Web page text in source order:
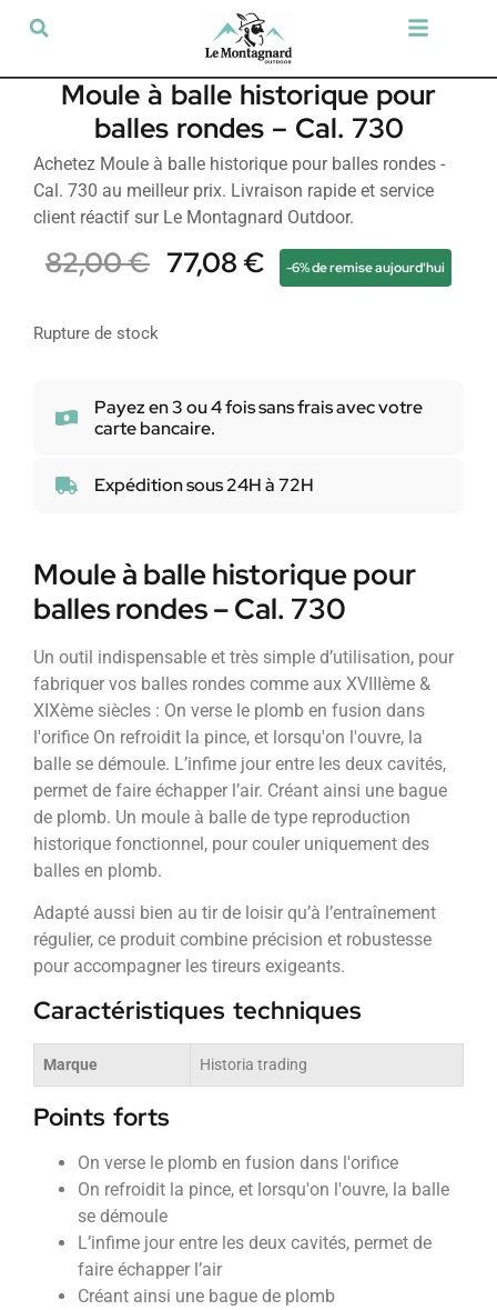
Moule à balle historique pour
balles rondes – Cal. 730
Achetez Moule à balle historique pour balles rondes -
Cal. 730 au meilleur prix. Livraison rapide et service
client réactif sur Le Montagnard Outdoor.
82,00€ 77,08€ -6% de remise aujourd'hui
Rupture de stock
Payez en 3 ou 4 fois sans frais avec votre
carte bancaire.
Expédition sous 24H à 72H
Moule à balle historique pour
balles rondes – Cal. 730
Un outil indispensable et très simple d’utilisation, pour
fabriquer vos balles rondes comme aux XVIIIème &
XIXème siècles : On verse le plomb en fusion dans
l'orifice On refroidit la pince, et lorsqu'on l'ouvre, la
balle se démoule. L’infime jour entre les deux cavités,
permet de faire échapper l’air. Créant ainsi une bague
de plomb. Un moule à balle de type reproduction
historique fonctionnel, pour couler uniquement des
balles en plomb.
Adapté aussi bien au tir de loisir qu’à l’entraînement
régulier, ce produit combine précision et robustesse
pour accompagner les tireurs exigeants.
Caractéristiques techniques
Marque Historia trading
Points forts
On verse le plomb en fusion dans l'orifice
On refroidit la pince, et lorsqu'on l'ouvre, la balle
se démoule
L’infime jour entre les deux cavités, permet de
faire échapper l’air
Créant ainsi une bague de plomb